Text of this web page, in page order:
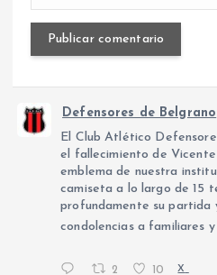
Defensores de Belgrano
El Club Atlético
el fallecimiento de
emblema de nuestra
camiseta a lo largo de 15
profundamente su partida
condolencias a familiares y
2 10 X